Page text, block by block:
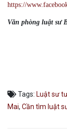
https://
Văn phòng luật sư
Tags: Luật sư
Mai, Cần tìm luật